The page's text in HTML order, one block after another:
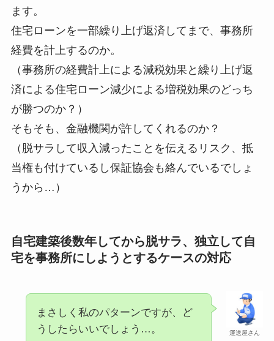
ます。
住宅ローンを一部繰り上げ返済してまで、事務所
経費を計上するのか。
（事務所の経費計上による減税効果と繰り上げ返
済による住宅ローン減少による増税効果のどっち
が勝つのか？）
そもそも、金融機関が許してくれるのか？
（脱サラして収入減ったことを伝えるリスク、抵
当権も付けているし保証協会も絡んでいるでしょ
うから…）
自宅建築後数年してから脱サラ、独立して自
宅を事務所にしようとするケースの対応
運送屋さん
まさしく私のパターンですが、ど
うしたらいいでしょう…。